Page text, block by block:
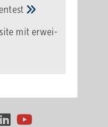
mit erwei­